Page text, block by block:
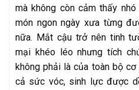
mà không còn cảm thấy
món ngon ngày xưa từng
nữa. Mắt cậu trở nên tinh
mại khéo léo nhưng tích
không phải là của toàn bộ
cả sức vóc, sinh lực được